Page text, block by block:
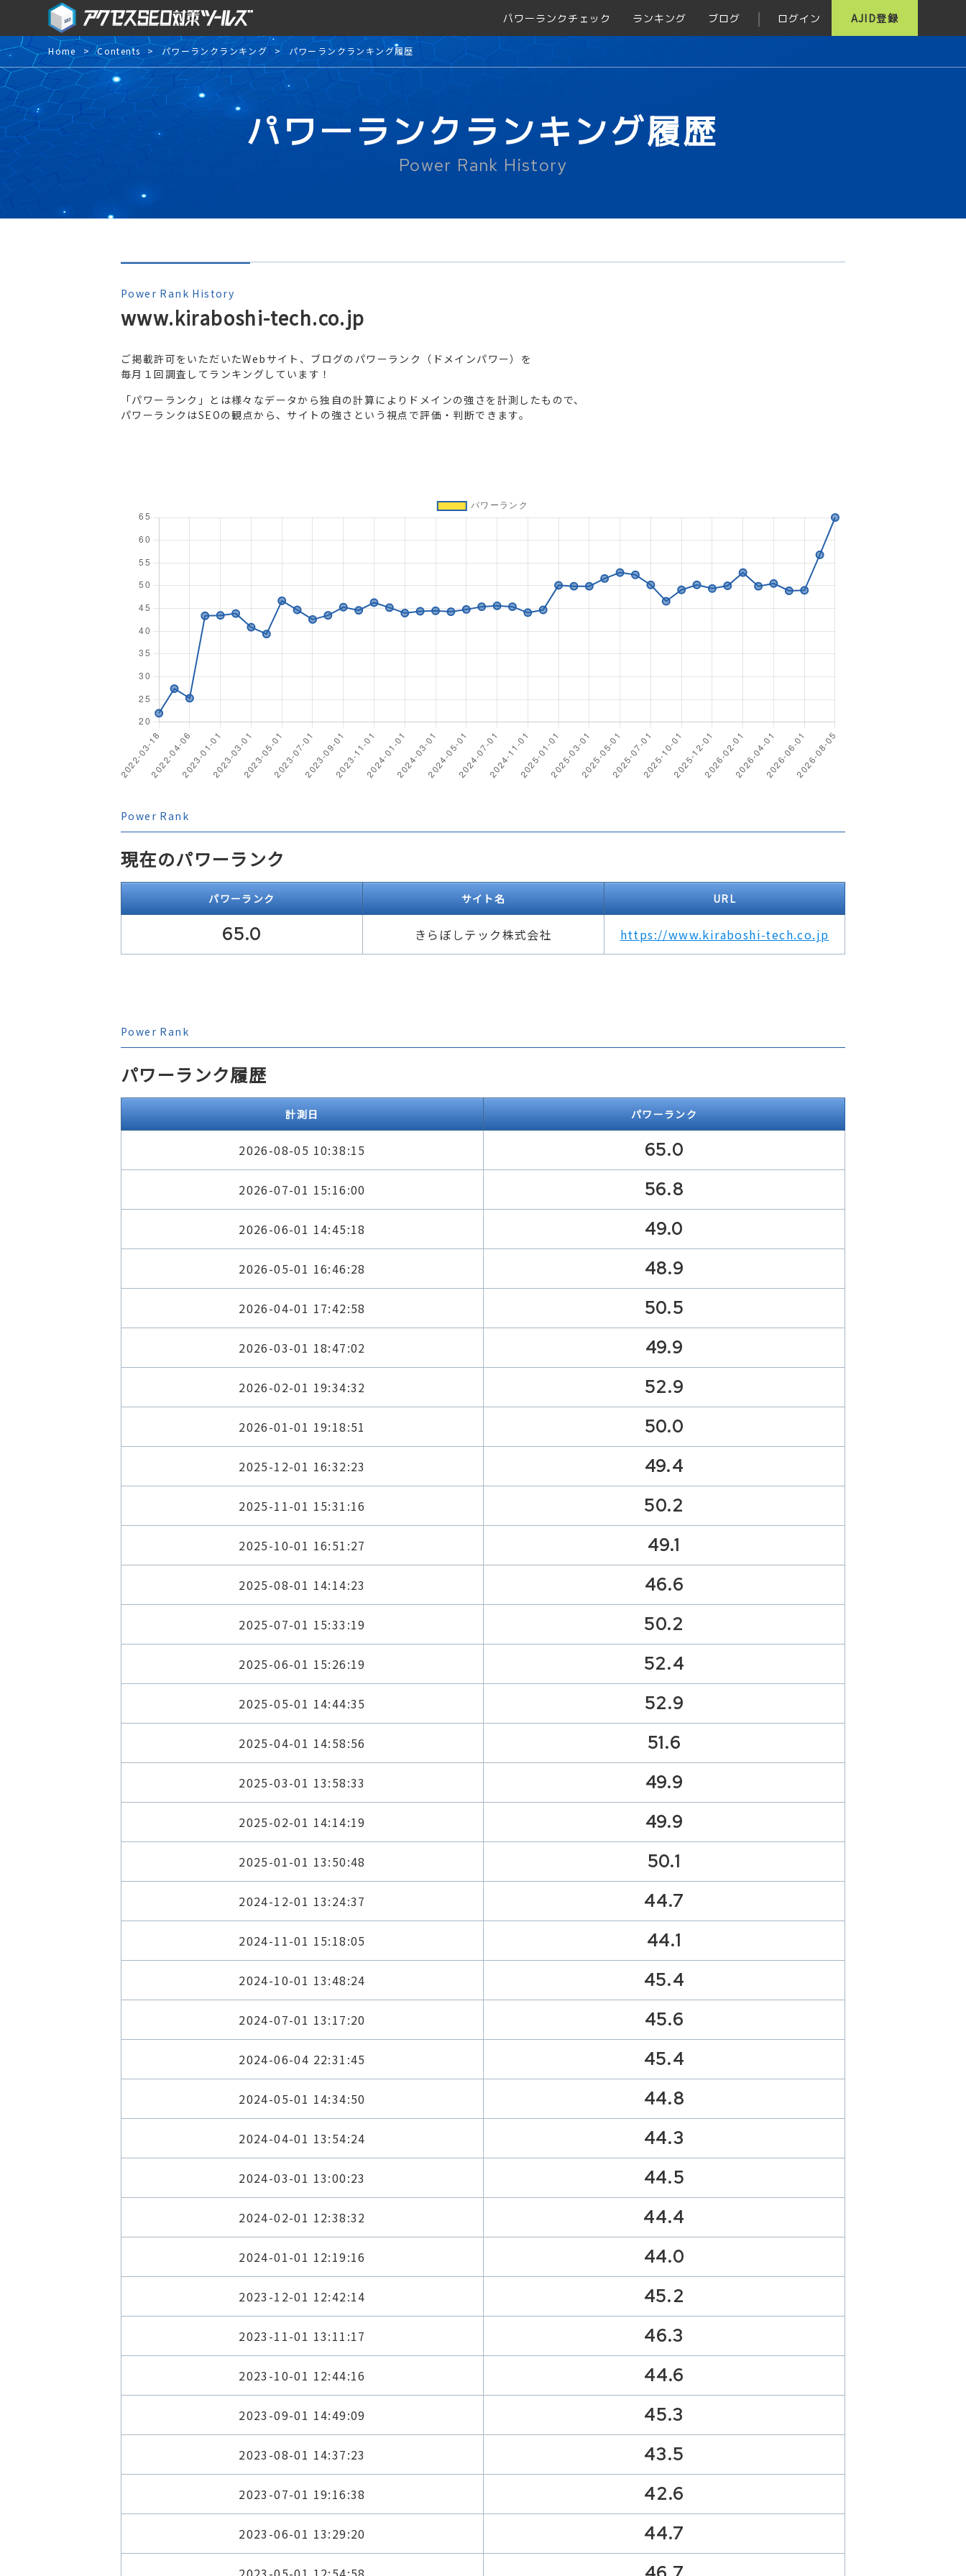
パワーランクチェック ランキング ブログ ログイン AJID登録
Home Contents パワーランクランキング パワーランクランキング履歴
パワーランクランキング履歴
Power Rank History
Power Rank History
www.kiraboshi-tech.co.jp
ご掲載許可をいただいたWebサイト、ブログのパワーランク（ドメインパワー）を
毎月１回調査してランキングしています！
「パワーランク」とは様々なデータから独自の計算によりドメインの強さを計測したもので、
パワーランクはSEOの観点から、サイトの強さという視点で評価・判断できます。
Power Rank
現在のパワーランク
パワーランク サイト名 URL
65.0 きらぼしテック株式会社 https://www.kiraboshi-tech.co.jp
Power Rank
パワーランク履歴
計測日 パワーランク
2026-08-05 10:38:15 65.0
2026-07-01 15:16:00 56.8
2026-06-01 14:45:18 49.0
2026-05-01 16:46:28 48.9
2026-04-01 17:42:58 50.5
2026-03-01 18:47:02 49.9
2026-02-01 19:34:32 52.9
2026-01-01 19:18:51 50.0
2025-12-01 16:32:23 49.4
2025-11-01 15:31:16 50.2
2025-10-01 16:51:27 49.1
2025-08-01 14:14:23 46.6
2025-07-01 15:33:19 50.2
2025-06-01 15:26:19 52.4
2025-05-01 14:44:35 52.9
2025-04-01 14:58:56 51.6
2025-03-01 13:58:33 49.9
2025-02-01 14:14:19 49.9
2025-01-01 13:50:48 50.1
2024-12-01 13:24:37 44.7
2024-11-01 15:18:05 44.1
2024-10-01 13:48:24 45.4
2024-07-01 13:17:20 45.6
2024-06-04 22:31:45 45.4
2024-05-01 14:34:50 44.8
2024-04-01 13:54:24 44.3
2024-03-01 13:00:23 44.5
2024-02-01 12:38:32 44.4
2024-01-01 12:19:16 44.0
2023-12-01 12:42:14 45.2
2023-11-01 13:11:17 46.3
2023-10-01 12:44:16 44.6
2023-09-01 14:49:09 45.3
2023-08-01 14:37:23 43.5
2023-07-01 19:16:38 42.6
2023-06-01 13:29:20 44.7